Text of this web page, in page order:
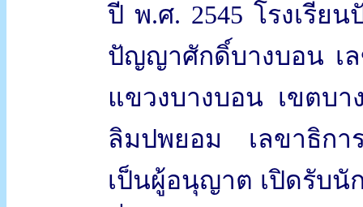
ปี พ.ศ. 2545 โรงเรีย
ปัญญาศักดิ์บางบอน เ
แขวงบางบอน เขตบ
ลิมปพยอม เลขาธิกา
เป็นผู้อนุญาต เปิดรับนั